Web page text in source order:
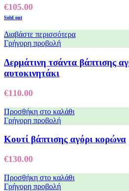
€105.00
Sold out
Διαβάστε περισσότερα
Γρήγορη προβολή
Δερμάτινη τσάντα βάπτισης
αυτοκινητάκι
€110.00
Προσθήκη στο καλάθι
Γρήγορη προβολή
Κουτί βάπτισης αγόρι κορώνα
€130.00
Προσθήκη στο καλάθι
Γρήγορη προβολή